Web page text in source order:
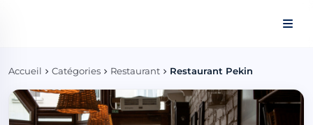
Accueil Catégories Restaurant Restaurant Pekin